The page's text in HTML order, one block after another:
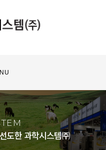
도한 과학시스템㈜